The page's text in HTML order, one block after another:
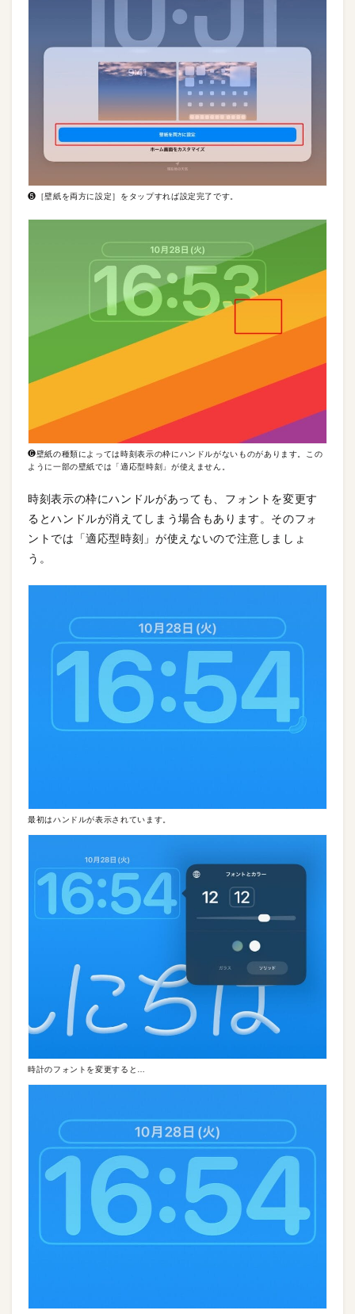
❺［壁紙を両方に設定］をタップすれば設定完了です。
❻壁紙の種類によっては時刻表示の枠にハンドルがないものがあります。この
ように一部の壁紙では「適応型時刻」が使えません。
時刻表示の枠にハンドルがあっても、フォントを変更す
るとハンドルが消えてしまう場合もあります。そのフォ
ントでは「適応型時刻」が使えないので注意しましょ
う。
最初はハンドルが表示されています。
時計のフォントを変更すると…